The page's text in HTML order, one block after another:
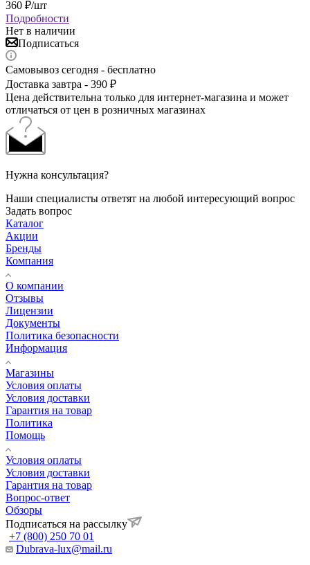
360 ₽/шт
Подробности
Нет в наличии
Подписаться
Самовывоз сегодня - бесплатно
Доставка завтра - 390 ₽
Цена действительна только для интернет-магазина и может
отличаться от цен в розничных магазинах
Нужна консультация?
Наши специалисты ответят на любой интересующий вопрос
Задать вопрос
Каталог
Акции
Бренды
Компания
О компании
Отзывы
Лицензии
Документы
Политика безопасности
Информация
Магазины
Условия оплаты
Условия доставки
Гарантия на товар
Политика
Помощь
Условия оплаты
Условия доставки
Гарантия на товар
Вопрос-ответ
Обзоры
Подписаться на рассылку
+7 (800) 250 70 01
Dubrava-lux@mail.ru